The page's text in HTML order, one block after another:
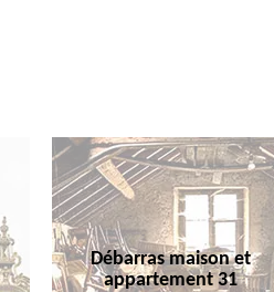
Débarras maison et
appartement 31